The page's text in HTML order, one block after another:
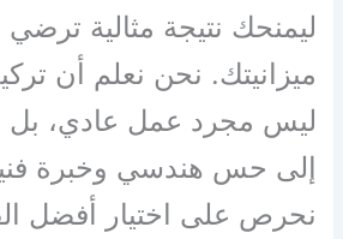
ليمنحك نتيجة مثالية
ميزانيتك. نحن نعلم أن
ليس مجرد عمل عادي، بل
إلى حس هندسي وخبرة
نحرص على اختيار أفضل